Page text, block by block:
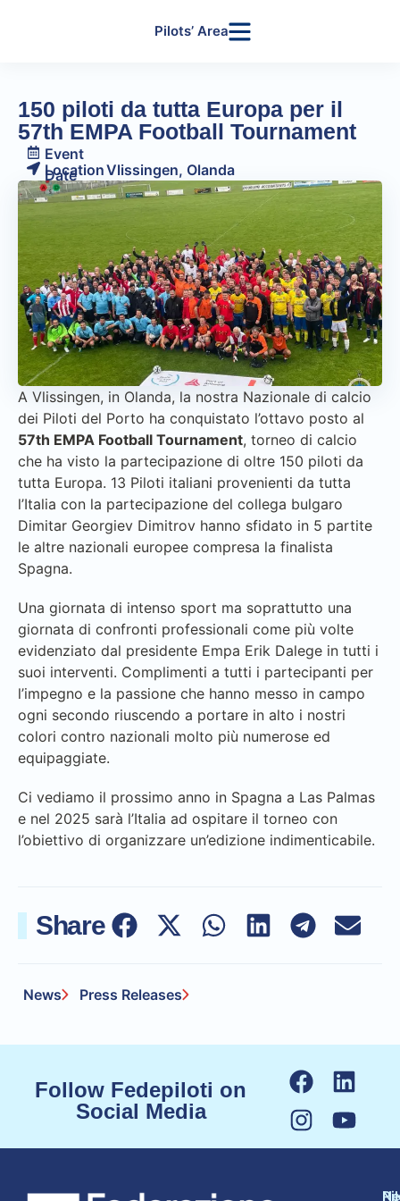
Pilots’ Area
150 piloti da tutta Europa per il
57th EMPA Football Tournament
Event
Date
LocationVlissingen, Olanda
A Vlissingen, in Olanda, la nostra Nazionale di calcio
dei Piloti del Porto ha conquistato l’ottavo posto al
57th EMPA Football Tournament, torneo di calcio
che ha visto la partecipazione di oltre 150 piloti da
tutta Europa. 13 Piloti italiani provenienti da tutta
l’Italia con la partecipazione del collega bulgaro
Dimitar Georgiev Dimitrov hanno sfidato in 5 partite
le altre nazionali europee compresa la finalista
Spagna.
Una giornata di intenso sport ma soprattutto una
giornata di confronti professionali come più volte
evidenziato dal presidente Empa Erik Dalege in tutti i
suoi interventi. Complimenti a tutti i partecipanti per
l’impegno e la passione che hanno messo in campo
ogni secondo riuscendo a portare in alto i nostri
colori contro nazionali molto più numerose ed
equipaggiate.
Ci vediamo il prossimo anno in Spagna a Las Palmas
e nel 2025 sarà l’Italia ad ospitare il torneo con
l’obiettivo di organizzare un’edizione indimenticabile.
Share
News Press Releases
Follow Fedepiloti on
Social Media